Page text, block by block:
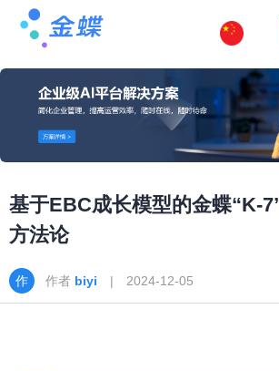
基于EBC成长模型的金蝶“K-
方法论
作者 biyi | 2024-12-05